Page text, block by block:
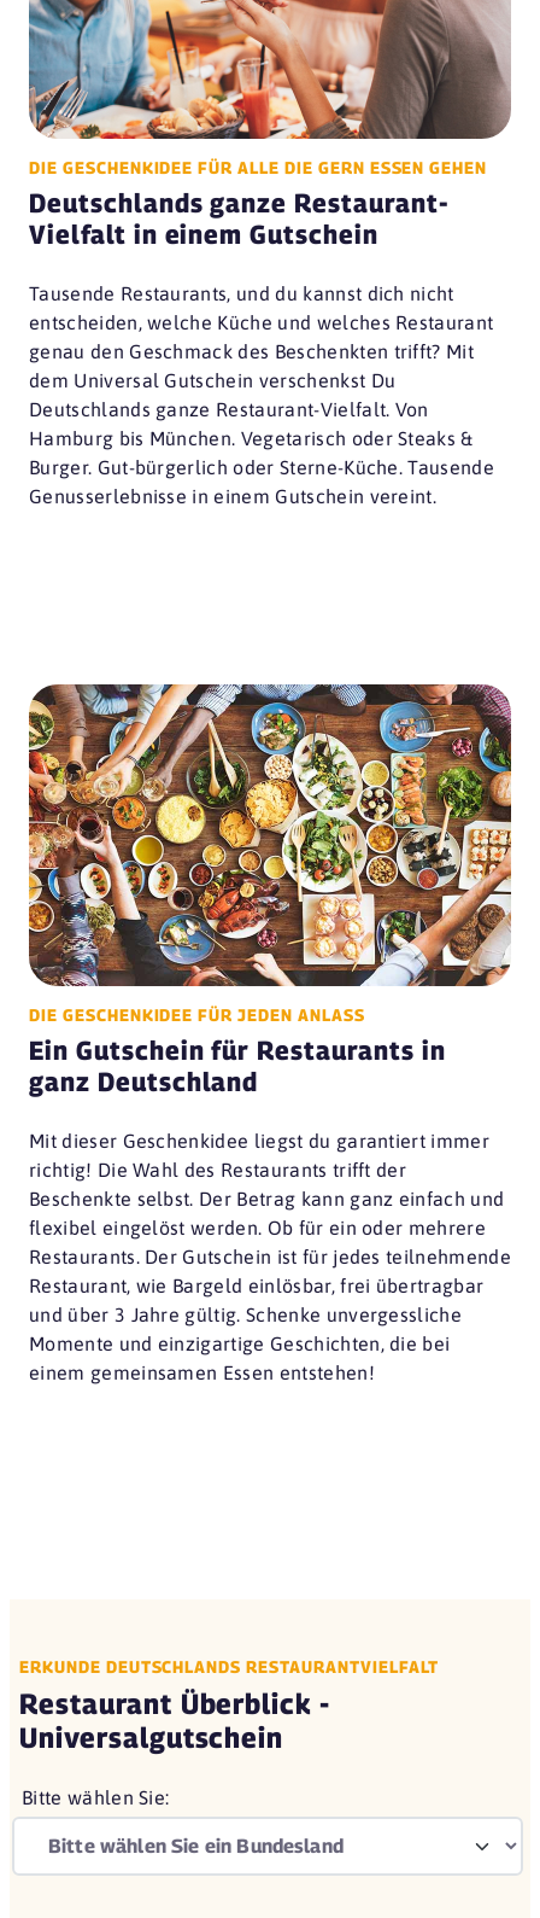
DIE GESCHENKIDEE FÜR ALLE DIE GERN ESSEN GEHEN
Deutschlands ganze Restaurant-
Vielfalt in einem Gutschein
Tausende Restaurants, und du kannst dich nicht
entscheiden, welche Küche und welches Restaurant
genau den Geschmack des Beschenkten trifft? Mit
dem Universal Gutschein verschenkst Du
Deutschlands ganze Restaurant-Vielfalt. Von
Hamburg bis München. Vegetarisch oder Steaks &
Burger. Gut-bürgerlich oder Sterne-Küche. Tausende
Genusserlebnisse in einem Gutschein vereint.
DIE GESCHENKIDEE FÜR JEDEN ANLASS
Ein Gutschein für Restaurants in
ganz Deutschland
Mit dieser Geschenkidee liegst du garantiert immer
richtig! Die Wahl des Restaurants trifft der
Beschenkte selbst. Der Betrag kann ganz einfach und
flexibel eingelöst werden. Ob für ein oder mehrere
Restaurants. Der Gutschein ist für jedes teilnehmende
Restaurant, wie Bargeld einlösbar, frei übertragbar
und über 3 Jahre gültig. Schenke unvergessliche
Momente und einzigartige Geschichten, die bei
einem gemeinsamen Essen entstehen!
ERKUNDE DEUTSCHLANDS RESTAURANTVIELFALT
Restaurant Überblick -
Universalgutschein
Bitte wählen Sie: